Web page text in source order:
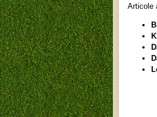
Articole